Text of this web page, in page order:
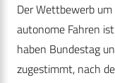
Der Wettbewerb
autonome Fahren
haben Bundestag
zugestimmt, nach